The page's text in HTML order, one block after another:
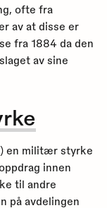
ofte fra
av at disse er
fra 1884 da den
av sine
en militær styrke
innen
til andre
på avdelingen